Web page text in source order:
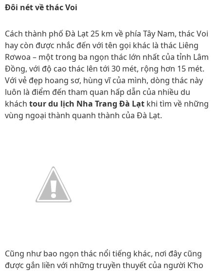
Đôi nét về thác Voi
Cách thành phố Đà Lạt 25 km về phía Tây Nam, thác Voi
hay còn được nhắc đến với tên gọi khác là thác Liêng
Rơwoa – một trong ba ngọn thác lớn nhất của tỉnh Lâm
Đồng, với độ cao thác lên tới 30 mét, rộng hơn 15 mét.
Với vẻ đẹp hoang sơ, hùng vĩ của mình, dòng thác này
luôn là điểm đến tham quan hấp dẫn của nhiều du
khách tour du lịch Nha Trang Đà Lạt khi tìm về những
vùng ngoại thành quanh thành của Đà Lạt.
Cũng như bao ngọn thác nổi tiếng khác, nơi đây cũng
được gắn liền với những truyền thuyết của người K’ho